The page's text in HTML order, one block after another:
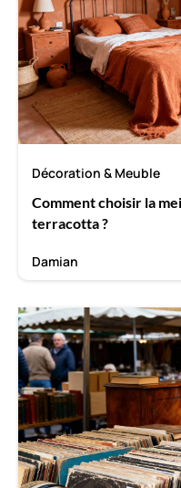
Décoration & Meuble
Comment choisir la
terracotta ?
Damian